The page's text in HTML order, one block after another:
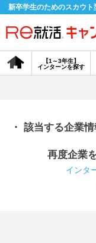
新卒学生のためのスカウト
【1～3年生】
インターンを探す
会員登
探す
・ 該当する企業
再度企業
インタ